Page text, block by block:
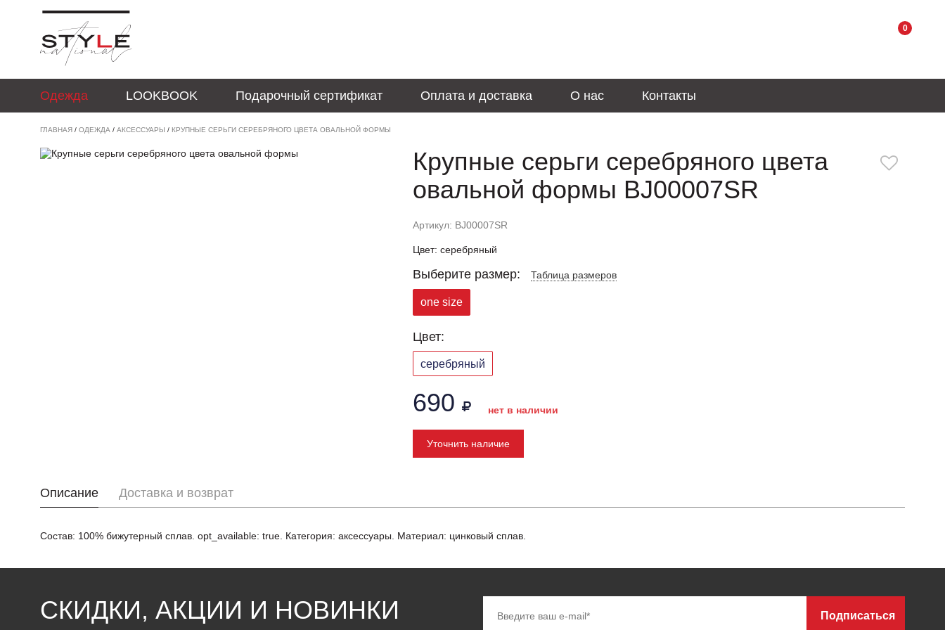
0
Одежда LOOKBOOK Подарочный сертификат Оплата и доставка О нас Контакты
ГЛАВНАЯ / ОДЕЖДА / АКСЕССУАРЫ / КРУПНЫЕ СЕРЬГИ СЕРЕБРЯНОГО ЦВЕТА ОВАЛЬНОЙ ФОРМЫ
Крупные серьги серебряного цвета
овальной формы BJ00007SR
Артикул: BJ00007SR
Цвет: серебряный
Выберите размер: Таблица размеров
one size
Цвет:
серебряный
690 нет в наличии
Уточнить наличие
Описание Доставка и возврат
Состав: 100% бижутерный сплав. opt_available: true. Категория: аксессуары. Материал: цинковый сплав.
СКИДКИ, АКЦИИ И НОВИНКИ Подписаться